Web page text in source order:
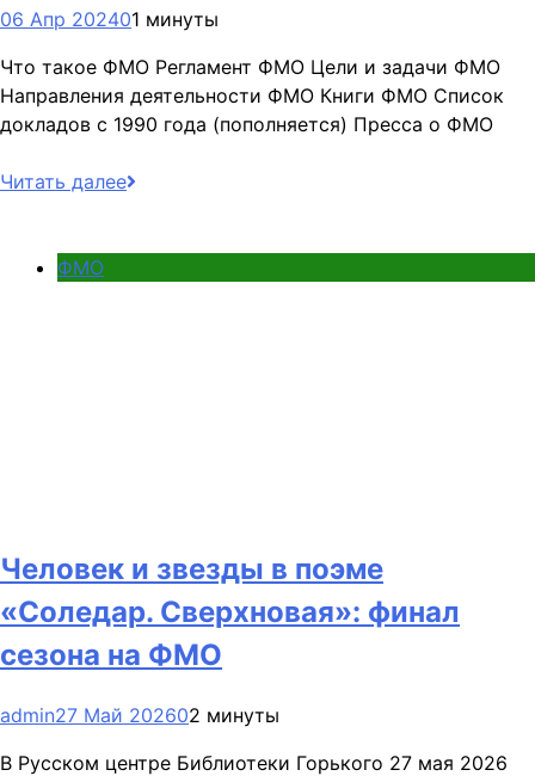
06 Апр 202401 минуты
Что такое ФМО Регламент ФМО Цели и задачи ФМО
Направления деятельности ФМО Книги ФМО Список
докладов с 1990 года (пополняется) Пресса о ФМО
Читать далее
ФМО
Человек и звезды в поэме
«Соледар. Сверхновая»: финал
сезона на ФМО
admin27 Май 202602 минуты
В Русском центре Библиотеки Горького 27 мая 2026